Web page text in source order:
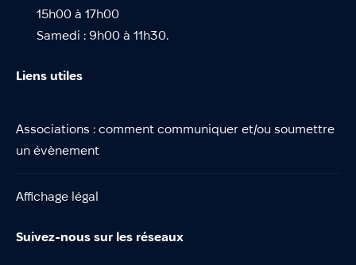
15h00 à 17h00
Samedi : 9h00 à 11h30.
Liens utiles
Associations : comment communiquer et/ou soumettre
un évènement
Affichage légal
Suivez-nous sur les réseaux